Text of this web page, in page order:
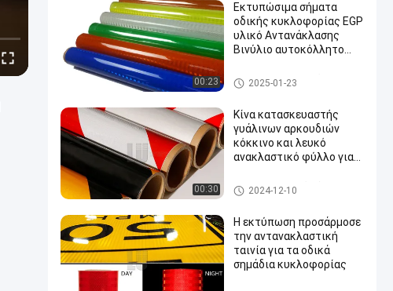
00:23
Εκτυπώσιμα σήματα
οδικής κυκλοφορίας EGP
υλικό Αντανάκλασης
Βινύλιο αυτοκόλλητο
Αντανάκλαση φύλλο
φιλμ
Αντανακλαστική κάλυψη EGP
2025-01-23
00:30
Κίνα κατασκευαστής
γυάλινων αρκουδιών
κόκκινο και λευκό
ανακλαστικό φύλλο για
Αντανακλαστικά φύλλα ταινι
ών
2024-12-10
Η εκτύπωση προσάρμοσε
την αντανακλαστική
ταινία για τα οδικά
σημάδια κυκλοφορίας